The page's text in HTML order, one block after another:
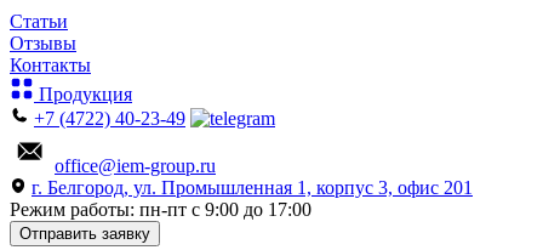
Статьи
Отзывы
Контакты
Продукция
+7 (4722) 40-23-49
office@iem-group.ru
г. Белгород, ул. Промышленная 1, корпус 3, офис 201
Режим работы: пн-пт с 9:00 до 17:00
Отправить заявку